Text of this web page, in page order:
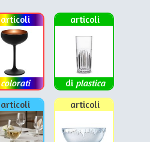
articoli
colorati
articoli
di plastica
articoli articoli